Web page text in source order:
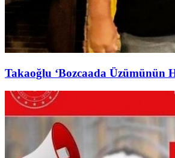
Takaoğlu ‘Bozcaada Üzümünün